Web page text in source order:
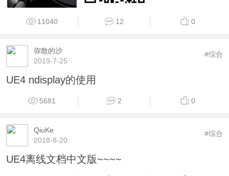
11040 12 0
弥散的沙
2019-7-25
#综合
UE4 ndisplay的使用
5681 2 0
QiuKe
2018-8-20
#综合
UE4离线文档中文版~~~~